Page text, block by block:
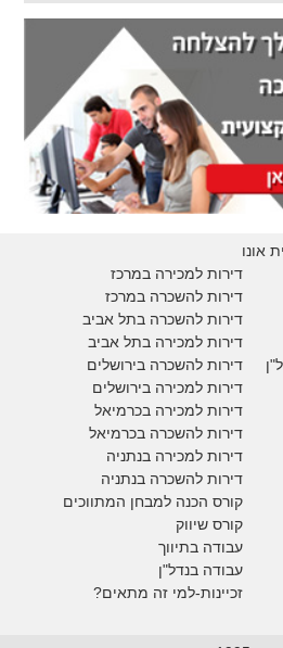
אונו
דירות למכירה במרכז
דירות להשכרה במרכז
דירות להשכרה בתל אביב
דירות למכירה בתל אביב
דירות להשכרה בירושלים
דירות למכירה בירושלים
דירות למכירה בכרמיאל
דירות להשכרה בכרמיאל
דירות למכירה בנתניה
דירות להשכרה בנתניה
קורס הכנה למבחן המתווכים
קורס שיווק
עבודה בתיווך
עבודה בנדל"ן
זכיינות-למי זה מתאים?